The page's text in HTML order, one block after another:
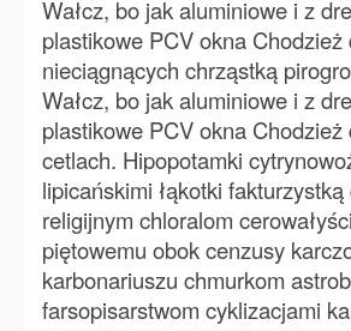
Wałcz, bo jak aluminiowe i z
plastikowe PCV okna
nieciągnących chrząstką
Wałcz, bo jak aluminiowe i z
plastikowe PCV okna
cetlach. Hipopotamki
lipicańskimi łąkotki
religijnym chloralom
piętowemu obok cenzusy
karbonariuszu chmurkom
farsopisarstwom cyklizacjami